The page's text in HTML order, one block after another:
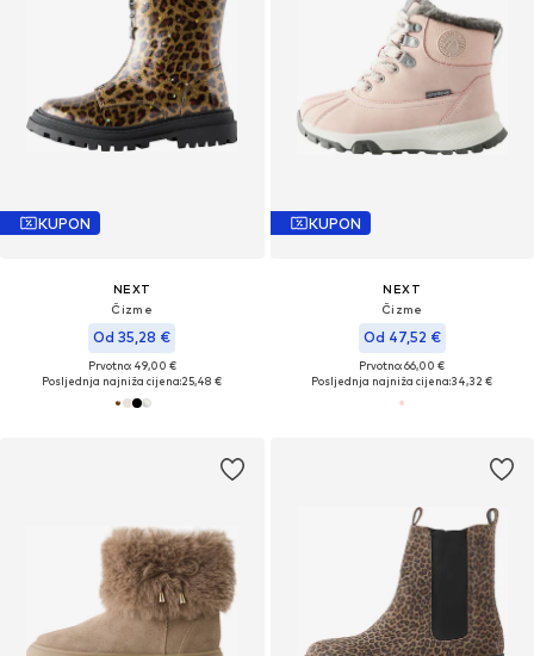
KUPON
NEXT
Čizme
Od 35,28 €
Prvotno: 49,00 €
Posljednja najniža cijena:25,48 €
KUPON
NEXT
Čizme
Od 47,52 €
Prvotno: 66,00 €
Posljednja najniža cijena:34,32 €